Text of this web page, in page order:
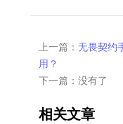
上一篇： 无畏契约
用？
下一篇：没有了
相关文章